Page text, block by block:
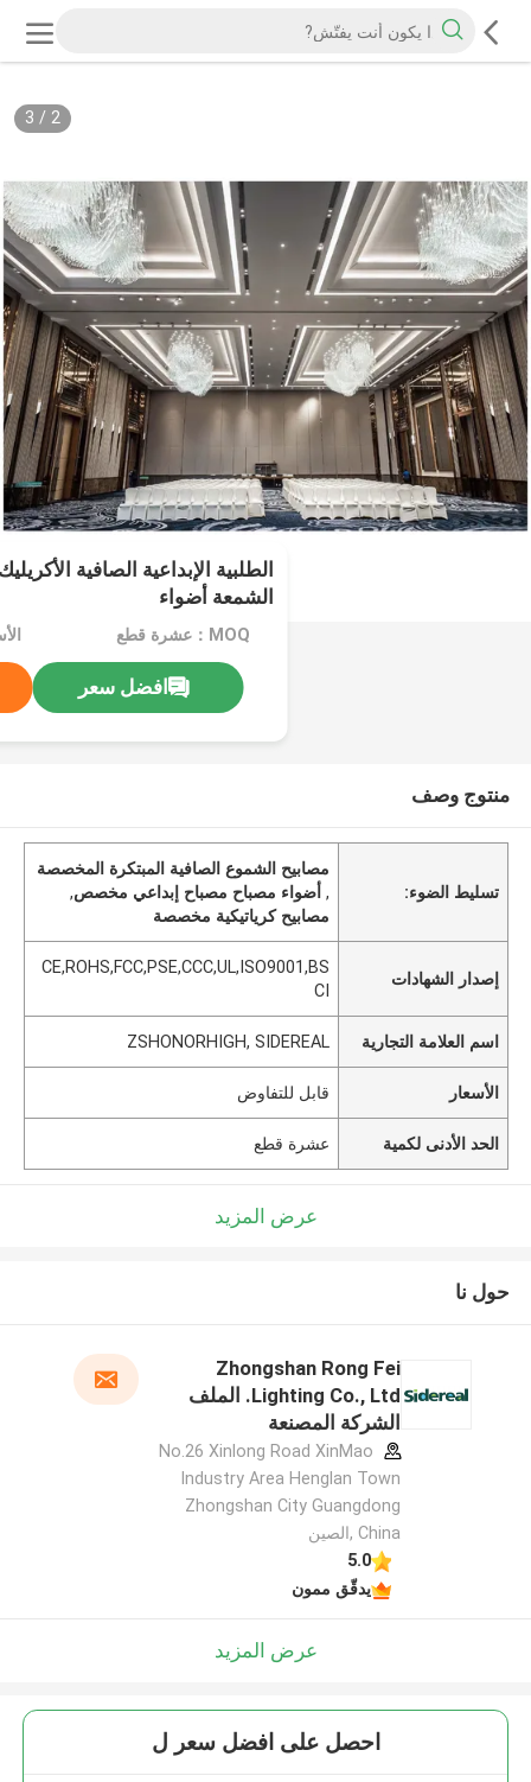
2
/
3
الطلبية الإبداعية الصافية
الشمعة أضواء
MOQ：عشرة قطع
افضل سعر
منتوج وصف
تسليط الضوء:
مصابيح الشموع الصافية المبتكرة المخصصة
,أضواء مصباح مصباح إبداعي مخصص,
مصابيح كرياتيكية مخصصة
إصدار الشهادات
CE,ROHS,FCC,PSE,CCC,UL,ISO9001,BS
CI
اسم العلامة التجارية ZSHONORHIGH, SIDEREAL
الأسعار قابل للتفاوض
الحد الأدنى لكمية عشرة قطع
عرض المزيد
حول نا
Zhongshan Rong Fei
Lighting Co., Ltd. الملف
الشركة المصنعة
No.26 Xinlong Road XinMao
Industry Area Henglan Town
Zhongshan City Guangdong
China ,الصين
5.0
يدقّق ممون
عرض المزيد
احصل على افضل سعر ل